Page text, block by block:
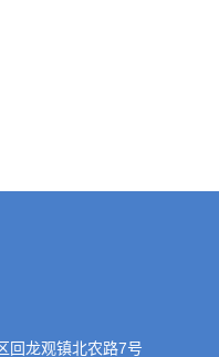
回龙观镇北农路7号